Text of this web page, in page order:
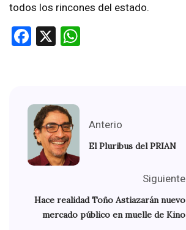
todos los rincones del estado.
Facebook
X
Anterio
El Pluribus del PRIAN
Siguiente
Hace realidad Toño Astiazarán nuevo
mercado público en muelle de Kino